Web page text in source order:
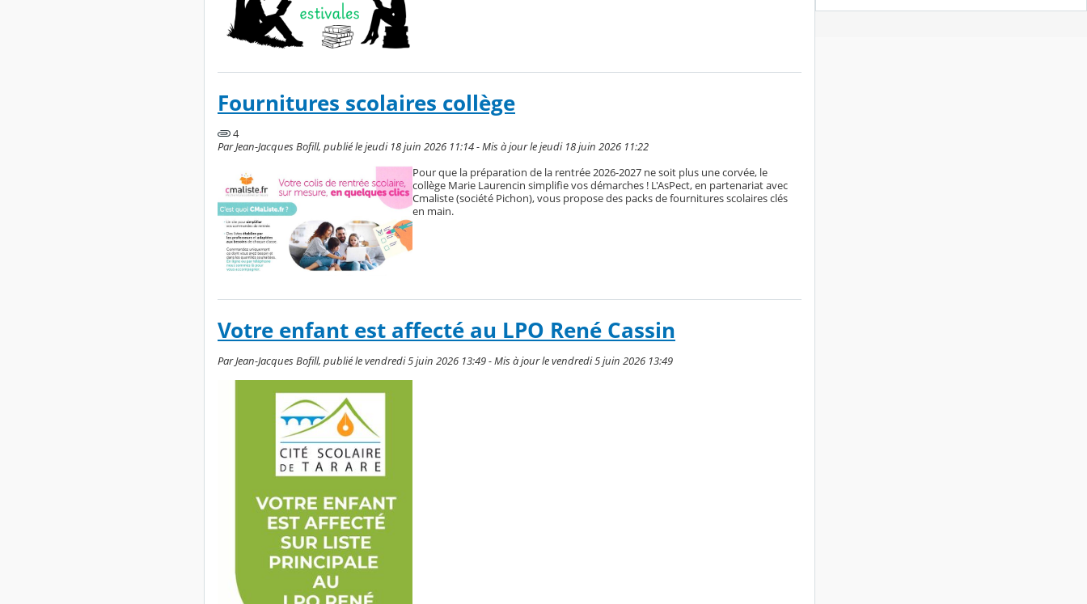
Fournitures scolaires collège
4
Par Jean-Jacques Bofill, publié le jeudi 18 juin 2026 11:14 - Mis à jour le jeudi 18 juin 2026 11:22
Pour que la préparation de la rentrée 2026-2027 ne soit plus une corvée, le
collège Marie Laurencin simplifie vos démarches ! L'AsPect, en partenariat avec
Cmaliste (société Pichon), vous propose des packs de fournitures scolaires clés
en main.
Votre enfant est affecté au LPO René Cassin
Par Jean-Jacques Bofill, publié le vendredi 5 juin 2026 13:49 - Mis à jour le vendredi 5 juin 2026 13:49